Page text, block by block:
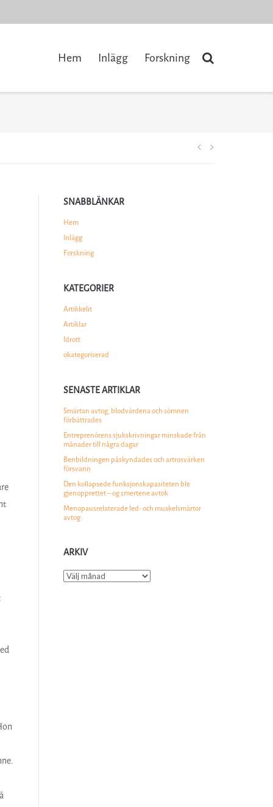
Hem Inlägg Forskning
SNABBLÄNKAR
Hem
Inlägg
Forskning
KATEGORIER
Artikkelit
Artiklar
Idrott
okategoriserad
SENASTE ARTIKLAR
Smärtan avtog, blodvärdena och sömnen
förbättrades
Entreprenörens sjukskrivningar minskade från
månader till några dagar
Benbildningen påskyndades och artrosvärken
försvann
Den kollapsede funksjonskapasiteten ble
gjenopprettet – og smertene avtok
Menopausrelaterade led- och muskelsmärtor
avtog
ARKIV
Arkiv